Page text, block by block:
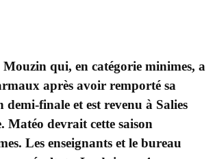
qui, en catégorie minimes, a
après avoir remporté sa
finale et est revenu à Salies
Matéo devrait cette saison
Les enseignants et le bureau